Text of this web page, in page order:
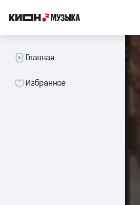
Главная
Избранное